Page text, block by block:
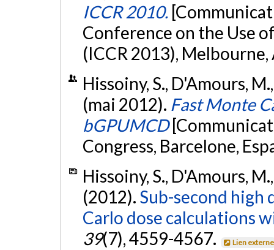
ICCR 2010.
Conference on the Use
(ICCR 2013),
Hissoiny, S., D'Amours,
(mai 2012). Fast Monte
bGPUMCD
Congress, Barcelone,
Hissoiny, S., D'Amours,
(2012). Sub-second high
Carlo dose calculations
39(7), 4559-4567. Lien externe